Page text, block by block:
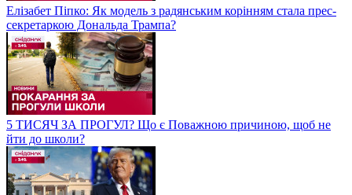
Елізабет Піпко: Як модель з радянським корінням стала прес-
секретаркою Дональда Трампа?
5 ТИСЯЧ ЗА ПРОГУЛ? Що є Поважною причиною, щоб не
йти до школи?